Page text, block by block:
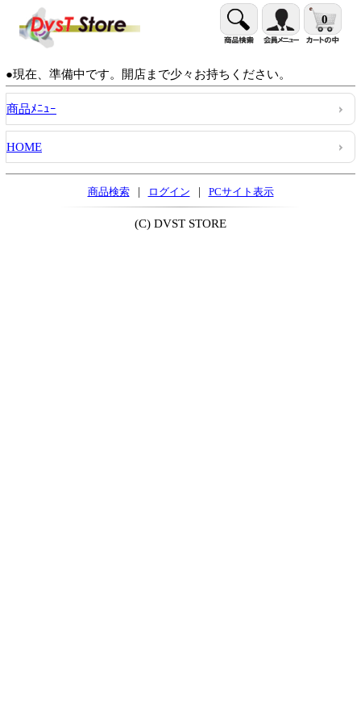
0
●現在、準備中です。開店まで少々お持ちください。
商品ﾒﾆｭｰ
HOME
商品検索 | ログイン | PCサイト表示
(C) DVST STORE